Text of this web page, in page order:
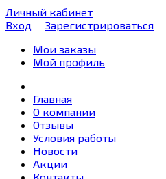
Личный кабинет
Вход
Зарегистрироваться
Мои заказы
Мой профиль
Главная
О компании
Отзывы
Условия работы
Новости
Акции